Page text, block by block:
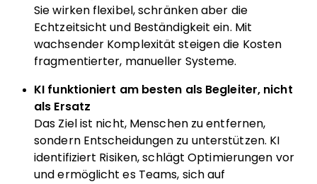
Sie wirken flexibel, schränken aber die
Echtzeitsicht und Beständigkeit ein. Mit
wachsender Komplexität steigen die Kosten
fragmentierter, manueller Systeme.
KI funktioniert am besten als Begleiter, nicht
als Ersatz
Das Ziel ist nicht, Menschen zu entfernen,
sondern Entscheidungen zu unterstützen. KI
identifiziert Risiken, schlägt Optimierungen vor
und ermöglicht es Teams, sich auf